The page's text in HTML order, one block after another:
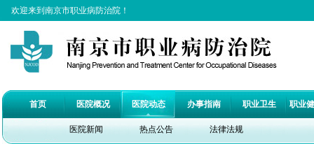
欢迎来到南京市职业病防治院！
首页 医院概况 医院动态
医院新闻 热点公告 法律法规
办事指南 职业卫生 职业